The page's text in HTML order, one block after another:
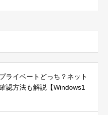
ライベートどっち？ネット
認方法も解説【Windows1